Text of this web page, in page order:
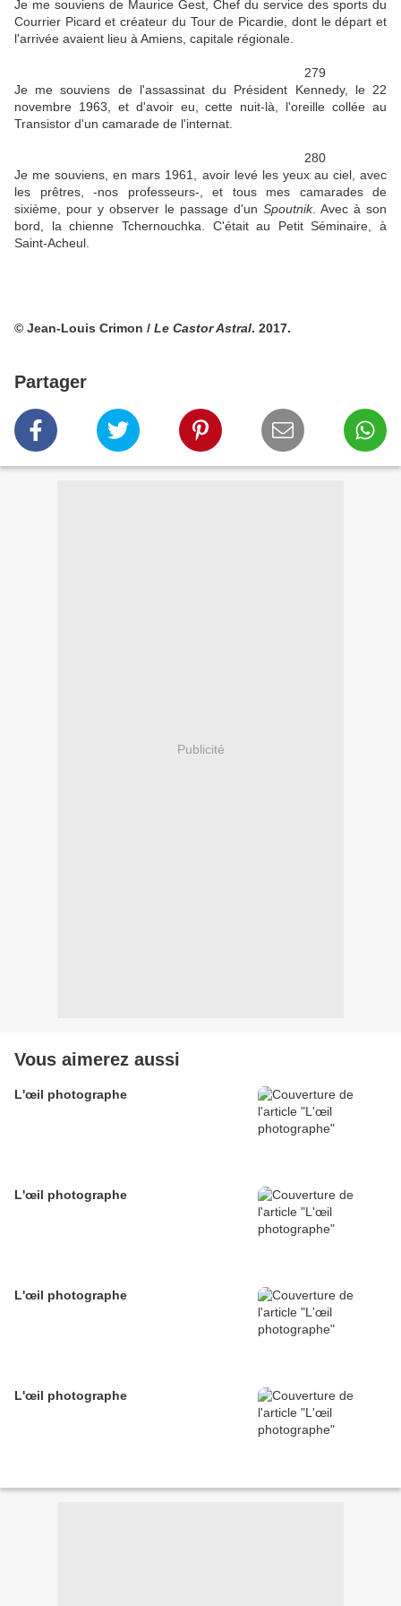
Je me souviens de Maurice Gest, Chef du service des sports du
Courrier Picard et créateur du Tour de Picardie, dont le départ et
l'arrivée avaient lieu à Amiens, capitale régionale.
279
Je me souviens de l'assassinat du Président Kennedy, le 22
novembre 1963, et d'avoir eu, cette nuit-là, l'oreille collée au
Transistor d'un camarade de l'internat.
280
Je me souviens, en mars 1961, avoir levé les yeux au ciel, avec
les prêtres, -nos professeurs-, et tous mes camarades de
sixième, pour y observer le passage d'un Spoutnik. Avec à son
bord, la chienne Tchernouchka. C'était au Petit Séminaire, à
Saint-Acheul.
© Jean-Louis Crimon / Le Castor Astral. 2017.
Partager
Publicité
Vous aimerez aussi
L'œil photographe
L'œil photographe
L'œil photographe
L'œil photographe